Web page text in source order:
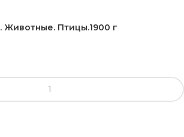
Животные. Птицы.1900 г